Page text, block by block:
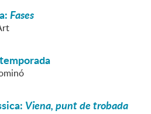
Fases
Viena, punt de trobada